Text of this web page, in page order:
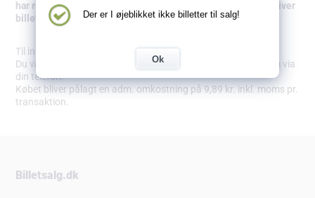
har registeret beløbet. Først når betalingen er registreret bliver
billetterne frigivet.
Til info:
Du vælger selv, om du printer billetterne ud eller blot viser dem via
din telefon.
Købet bliver pålagt en adm. omkostning på 9,89 kr. inkl. moms pr.
transaktion.
Der er I øjeblikket ikke billetter til salg!
Ok
Billetsalg.dk